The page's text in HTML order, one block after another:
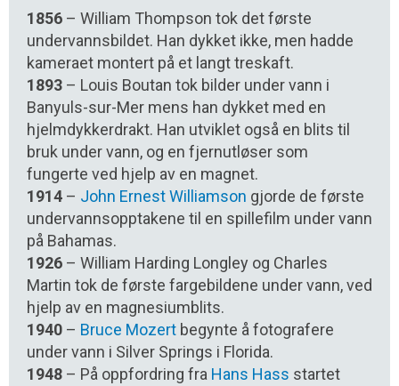
1856 – William Thompson tok det første
undervannsbildet. Han dykket ikke, men hadde
kameraet montert på et langt treskaft.
1893 – Louis Boutan tok bilder under vann i
Banyuls-sur-Mer mens han dykket med en
hjelmdykkerdrakt. Han utviklet også en blits til
bruk under vann, og en fjernutløser som
fungerte ved hjelp av en magnet.
1914 – John Ernest Williamson gjorde de første
undervannsopptakene til en spillefilm under vann
på Bahamas.
1926 – William Harding Longley og Charles
Martin tok de første fargebildene under vann, ved
hjelp av en magnesiumblits.
1940 – Bruce Mozert begynte å fotografere
under vann i Silver Springs i Florida.
1948 – På oppfordring fra Hans Hass startet